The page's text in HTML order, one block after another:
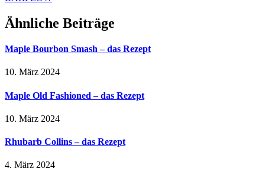
Ähnliche Beiträge
Maple Bourbon Smash – das Rezept
10. März 2024
Maple Old Fashioned – das Rezept
10. März 2024
Rhubarb Collins – das Rezept
4. März 2024